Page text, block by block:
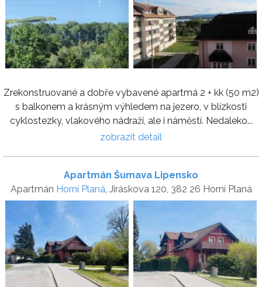
Zrekonstruované a dobře vybavené apartmá 2 + kk (50 m2)
s balkonem a krásným výhledem na jezero, v blízkosti
cyklostezky, vlakového nádraží, ale i náměstí. Nedaleko...
zobrazit detail
Apartmán Šumava Lipensko
Apartmán Horní Planá, Jiráskova 120, 382 26 Horní Planá